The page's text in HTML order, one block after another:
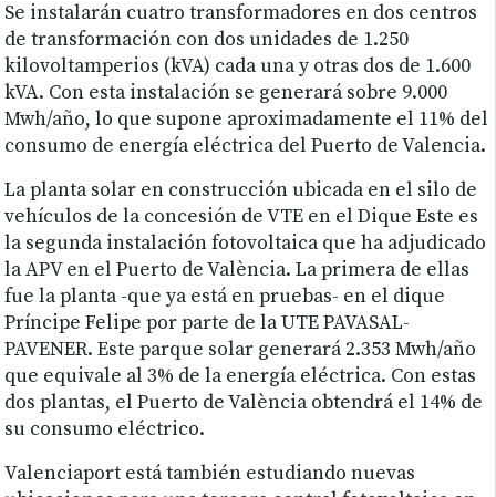
Se instalarán cuatro transformadores en dos centros
de transformación con dos unidades de 1.250
kilovoltamperios (kVA) cada una y otras dos de 1.600
kVA. Con esta instalación se generará sobre 9.000
Mwh/año, lo que supone aproximadamente el 11% del
consumo de energía eléctrica del Puerto de Valencia.
La planta solar en construcción ubicada en el silo de
vehículos de la concesión de VTE en el Dique Este es
la segunda instalación fotovoltaica que ha adjudicado
la APV en el Puerto de València. La primera de ellas
fue la planta -que ya está en pruebas- en el dique
Príncipe Felipe por parte de la UTE PAVASAL-
PAVENER. Este parque solar generará 2.353 Mwh/año
que equivale al 3% de la energía eléctrica. Con estas
dos plantas, el Puerto de València obtendrá el 14% de
su consumo eléctrico.
Valenciaport está también estudiando nuevas